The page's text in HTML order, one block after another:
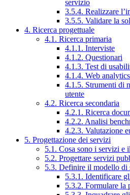
servizio
3.5.4. Realizzare
3.5.5. Validare la
4. Ricerca progettuale
4.1. Ricerca primaria
4.1.1. Interviste
4.1.2. Questionari
4.1.3. Test di
4.1.4. Web analytics
4.1.5. Strumenti di
utente
4.2. Ricerca secondaria
4.2.1. Ricerca
4.2.2. Analisi
4.2.3. Valutazione
5. Progettazione dei servizi
5.1. Cosa sono i servizi e
5.2. Progettare servizi
5.3. Definire il modello di
5.3.1. Identificare
5.3.2. Formulare la